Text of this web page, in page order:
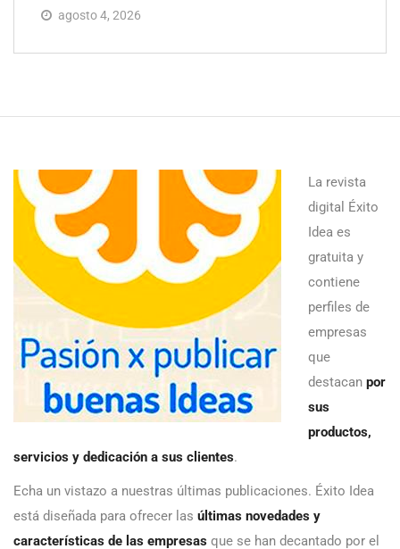
agosto 4, 2026
La revista
digital Éxito
Idea es
gratuita y
contiene
perfiles de
empresas
que
destacan por
sus
productos,
servicios y dedicación a sus clientes.
Echa un vistazo a nuestras últimas publicaciones. Éxito Idea
está diseñada para ofrecer las últimas novedades y
características de las empresas que se han decantado por el